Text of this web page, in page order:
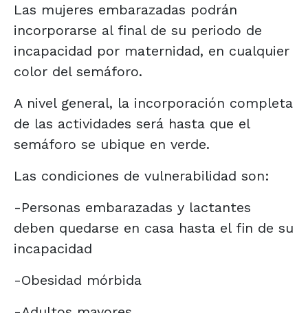
Las mujeres embarazadas podrán
incorporarse al final de su periodo de
incapacidad por maternidad, en cualquier
color del semáforo.
A nivel general, la incorporación completa
de las actividades será hasta que el
semáforo se ubique en verde.
Las condiciones de vulnerabilidad son:
-Personas embarazadas y lactantes
deben quedarse en casa hasta el fin de su
incapacidad
-Obesidad mórbida